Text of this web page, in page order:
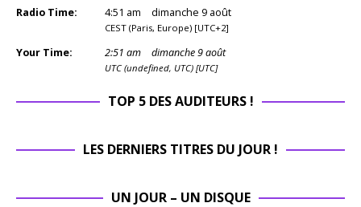
Radio Time: 4:51 am dimanche 9 août
CEST (Paris, Europe) [UTC+2]
Your Time: 2:51 am dimanche 9 août
UTC (undefined, UTC) [UTC]
TOP 5 DES AUDITEURS !
LES DERNIERS TITRES DU JOUR !
UN JOUR – UN DISQUE